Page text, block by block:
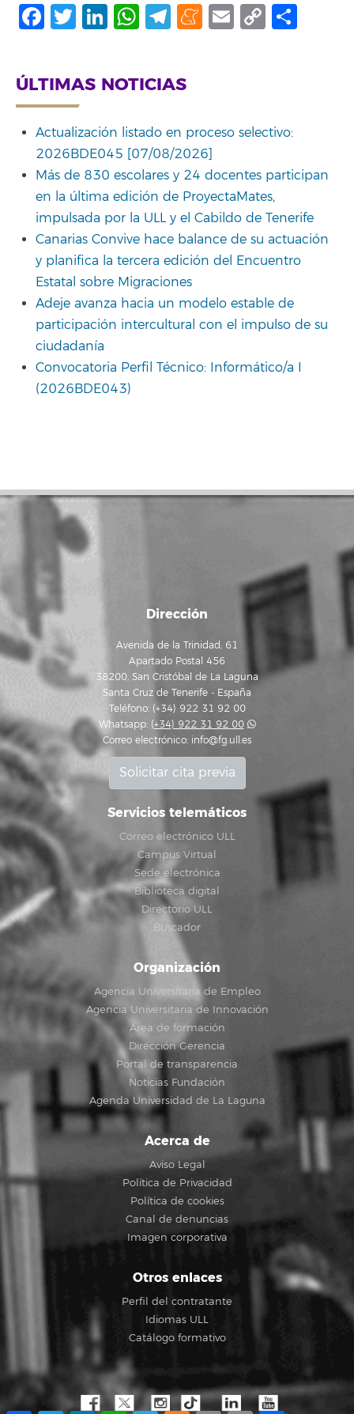
Facebook
Twitter
LinkedIn
WhatsApp
Telegram
Meneame
Email
Copy
ÚLTIMAS NOTICIAS
Actualización listado en proceso selectivo:
2026BDE045 [07/08/2026]
Más de 830 escolares y 24 docentes participan
en la última edición de ProyectaMates,
impulsada por la ULL y el Cabildo de Tenerife
Canarias Convive hace balance de su actuación
y planifica la tercera edición del Encuentro
Estatal sobre Migraciones
Adeje avanza hacia un modelo estable de
participación intercultural con el impulso de su
ciudadanía
Convocatoria Perfil Técnico: Informático/a I
(2026BDE043)
Dirección
Avenida de la Trinidad, 61
Apartado Postal 456
38200, San Cristóbal de La Laguna
Santa Cruz de Tenerife - España
Teléfono: (+34) 922 31 92 00
Whatsapp: (+34) 922 31 92 00
Correo electrónico: info@fg.ull.es
Solicitar cita previa
Servicios telemáticos
Correo electrónico ULL
Campus Virtual
Sede electrónica
Biblioteca digital
Directorio ULL
Buscador
Organización
Agencia Universitaria de Empleo
Agencia Universitaria de Innovación
Área de formación
Dirección Gerencia
Portal de transparencia
Noticias Fundación
Agenda Universidad de La Laguna
Acerca de
Aviso Legal
Política de Privacidad
Política de cookies
Canal de denuncias
Imagen corporativa
Otros enlaces
Perfil del contratante
Idiomas ULL
Catálogo formativo